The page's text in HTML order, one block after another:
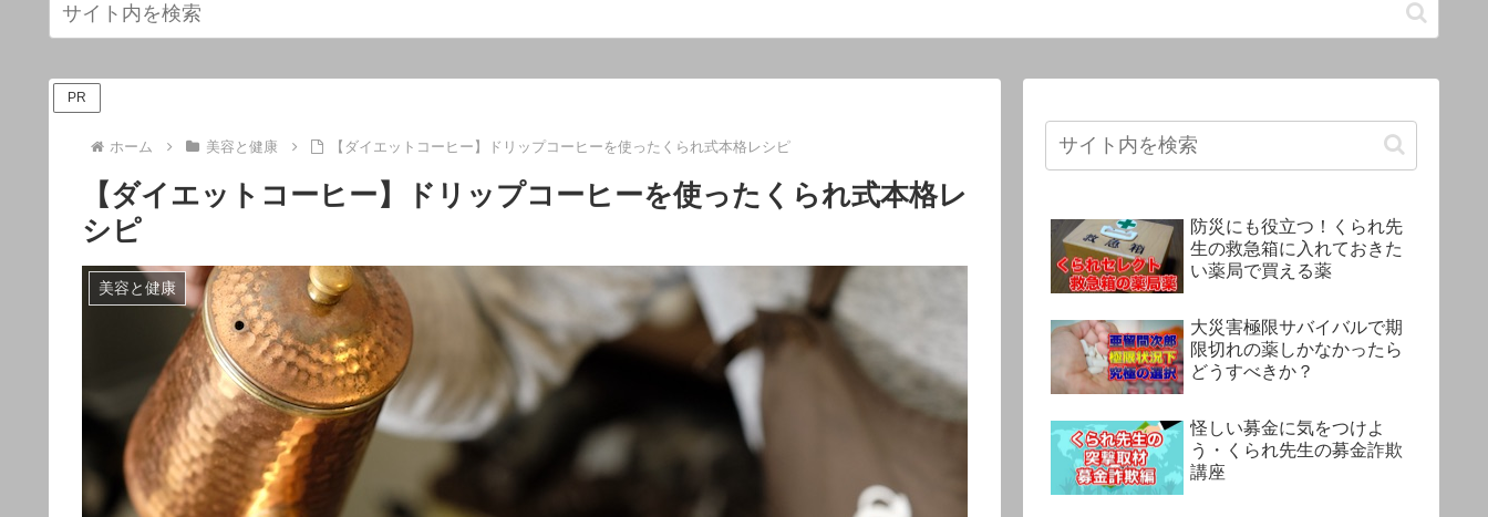
PR
ホーム 美容と健康 【ダイエットコーヒー】ドリップコーヒーを使ったくられ式本格レシピ
【ダイエットコーヒー】ドリップコーヒーを使ったくられ式本格レ
シピ
美容と健康
防災にも役立つ！くられ先
生の救急箱に入れておきた
い薬局で買える薬
大災害極限サバイバルで期
限切れの薬しかなかったら
どうすべきか？
怪しい募金に気をつけよ
う・くられ先生の募金詐欺
講座